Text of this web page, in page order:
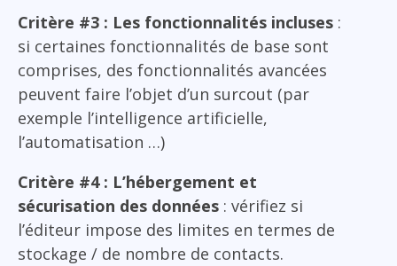
Critère #3 : Les fonctionnalités incluses :
si certaines fonctionnalités de base sont
comprises, des fonctionnalités avancées
peuvent faire l’objet d’un surcout (par
exemple l’intelligence artificielle,
l’automatisation …)
Critère #4 : L’hébergement et
sécurisation des données : vérifiez si
l’éditeur impose des limites en termes de
stockage / de nombre de contacts.